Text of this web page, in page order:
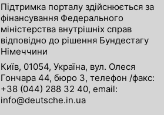
Підтримка порталу здійснюється за
фінансування Федерального
міністерства внутрішніх справ
відповідно до рішення Бундестагу
Німеччини
Київ, 01054, Україна, вул. Олеся
Гончара 44, бюро 3, телефон /факс:
+38 (044) 288 32 40, email:
info@deutsche.in.ua